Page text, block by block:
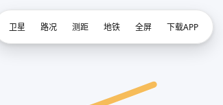
卫星 路况 测距 地铁 全屏 下载APP